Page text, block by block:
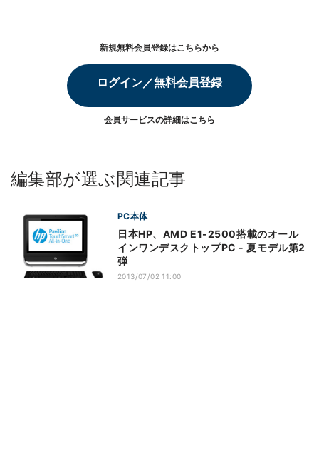
新規無料会員登録はこちらから
ログイン／無料会員登録
会員サービスの詳細はこちら
編集部が選ぶ関連記事
PC本体
日本HP、AMD E1-2500搭載のオール
インワンデスクトップPC - 夏モデル第2
弾
2013/07/02 11:00